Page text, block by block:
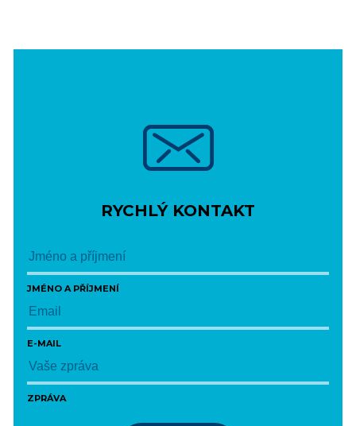
RYCHLÝ KONTAKT
JMÉNO A PŘÍJMENÍ
E-MAIL
ZPRÁVA